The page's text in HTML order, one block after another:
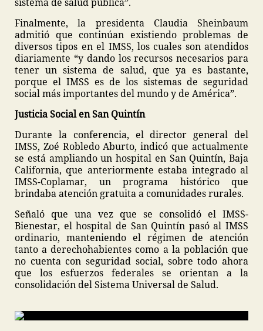
Finalmente, la presidenta Claudia Sheinbaum
admitió que continúan existiendo problemas de
diversos tipos en el IMSS, los cuales son atendidos
diariamente “y dando los recursos necesarios para
tener un sistema de salud, que ya es bastante,
porque el IMSS es de los sistemas de seguridad
social más importantes del mundo y de América”.
Justicia Social en San Quintín
Durante la conferencia, el director general del
IMSS, Zoé Robledo Aburto, indicó que actualmente
se está ampliando un hospital en San Quintín, Baja
California, que anteriormente estaba integrado al
IMSS-Coplamar, un programa histórico que
brindaba atención gratuita a comunidades rurales.
Señaló que una vez que se consolidó el IMSS-
Bienestar, el hospital de San Quintín pasó al IMSS
ordinario, manteniendo el régimen de atención
tanto a derechohabientes como a la población que
no cuenta con seguridad social, sobre todo ahora
que los esfuerzos federales se orientan a la
consolidación del Sistema Universal de Salud.